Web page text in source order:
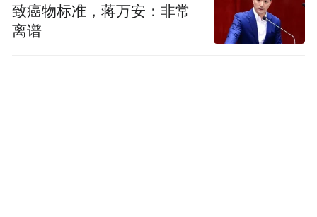
致癌物标准，蒋万安：非常
离谱